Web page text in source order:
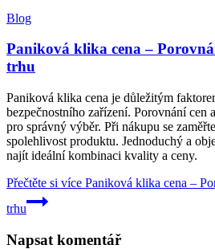
Blog
Paniková klika cena –
trhu
Paniková klika cena je důležitým
bezpečnostního zařízení. Porovnání cen
pro správný výběr. Při nákupu se
spolehlivost produktu. Jednoduchý a
najít ideální kombinaci kvality a ceny.
Přečtěte si více Paniková klika cena –
trhu
Napsat komentář